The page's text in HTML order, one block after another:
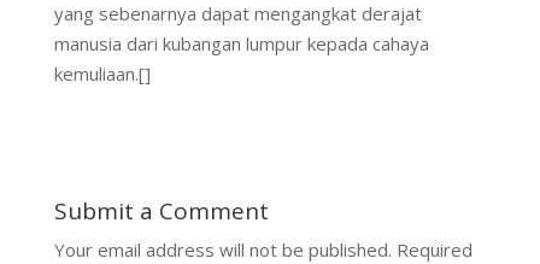
yang sebenarnya dapat mengangkat derajat
manusia dari kubangan lumpur kepada cahaya
kemuliaan.[]
Submit a Comment
Your email address will not be published. Required